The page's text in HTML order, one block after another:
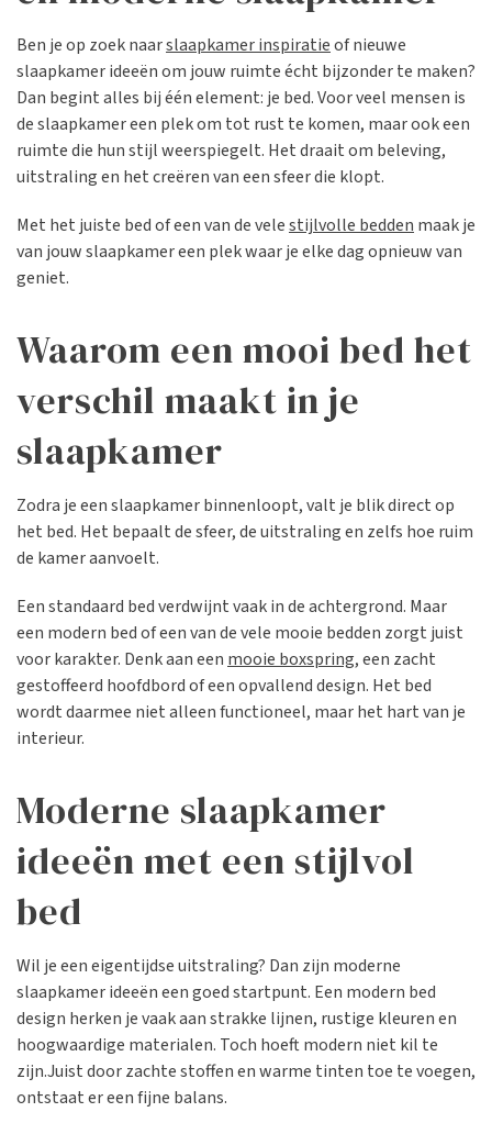
Ben je op zoek naarslaapkamer inspiratieof nieuwe
slaapkamer ideeën om jouw ruimte écht bijzonder te maken?
Dan begint alles bij één element: je bed. Voor veel mensen is
de slaapkamer een plek om tot rust te komen, maar ook een
ruimte die hun stijl weerspiegelt. Het draait om beleving,
uitstraling en het creëren van een sfeer die klopt.
Met het juiste bed of een van de velestijlvolle bedden maak je
van jouw slaapkamer een plek waar je elke dag opnieuw van
geniet.
Waarom een mooi bed het
verschil maakt in je
slaapkamer
Zodra je een slaapkamer binnenloopt, valt je blik direct op
het bed. Het bepaalt de sfeer, de uitstraling en zelfs hoe ruim
de kamer aanvoelt.
Een standaard bed verdwijnt vaak in de achtergrond. Maar
een modern bed of een van de vele mooie bedden zorgt juist
voor karakter. Denk aan een mooie boxspring, een zacht
gestoffeerd hoofdbord of een opvallend design. Het bed
wordt daarmee niet alleen functioneel, maar het hart van je
interieur.
Moderne slaapkamer
ideeën met een stijlvol
bed
Wil je een eigentijdse uitstraling? Dan zijn moderne
slaapkamer ideeën een goed startpunt. Een modern bed
design herken je vaak aan strakke lijnen, rustige kleuren en
hoogwaardige materialen. Toch hoeft modern niet kil te
zijn.Juist door zachte stoffen en warme tinten toe te voegen,
ontstaat er een fijne balans.